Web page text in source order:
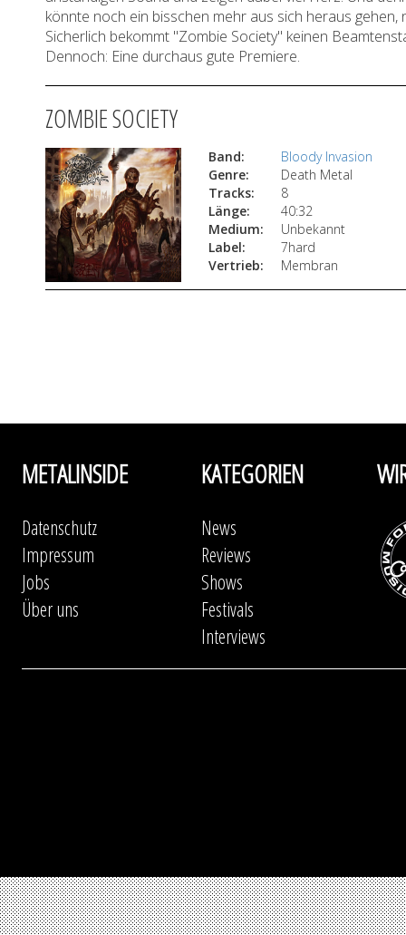
könnte noch ein bisschen mehr aus sich heraus
Sicherlich bekommt "Zombie Society" keinen
Dennoch: Eine durchaus gute Premiere.
ZOMBIE SOCIETY
Band:
Bloody Invasion
Genre:
Death Metal
Tracks:
8
Länge:
40:32
Medium:
Unbekannt
Label:
7hard
Vertrieb:
Membran
METALINSIDE
Datenschutz
Impressum
Jobs
Über uns
KATEGORIEN
News
Reviews
Shows
Festivals
Interviews